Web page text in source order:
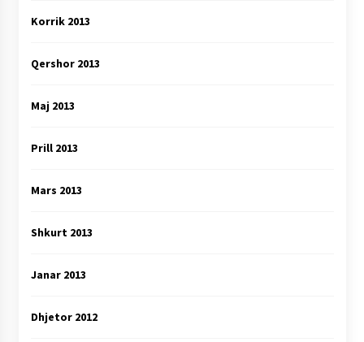
Korrik 2013
Qershor 2013
Maj 2013
Prill 2013
Mars 2013
Shkurt 2013
Janar 2013
Dhjetor 2012